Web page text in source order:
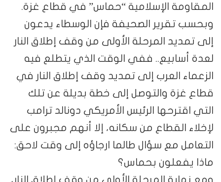
المقاومة الإسلامية “حماس” في قطاع غزة.
وبحسب تقرير الصحيفة فإن الوسطاء يدعون
إلى تمديد المرحلة الأولى من وقف إطلاق النار
لعدة أسابيع.. ففي الوقت الذي يتطلع فيه
الزعماء العرب إلى تمديد وقف إطلاق النار في
قطاع غزة والتوصل إلى خطة بديلة عن تلك
التي اقترحها الرئيس الأمريكي دونالد ترامب
لإخلاء القطاع من سكانه، إلا أنهم مجبرون على
التعامل مع سؤال طالما ارجاؤه إلى وقت لاحق:
ماذا يفعلون بحماس؟
ومع نهاية المرحلة الأولى من وقف إطلاق النار،